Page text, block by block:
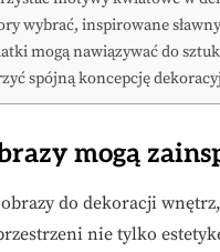
wybrać, inspirowane
mogą nawiązywać do
spójną koncepcję
mogą
do dekoracji
nie tylko